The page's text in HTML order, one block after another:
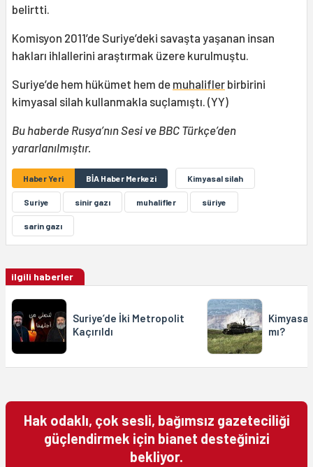
belirtti.
Komisyon 2011’de Suriye’deki savaşta yaşanan insan
hakları ihlallerini araştırmak üzere kurulmuştu.
Suriye’de hem hükümet hem de muhalifler birbirini
kimyasal silah kullanmakla suçlamıştı. (YY)
Bu haberde Rusya’nın Sesi ve BBC Türkçe’den
yararlanılmıştır.
Haber Yeri BİA Haber Merkezi Kimyasal silah
Suriye sinir gazı muhalifler süriye
sarin gazı
ilgili haberler
Suriye’de İki Metropolit
Kaçırıldı
Kimyasal
mı?
Hak odaklı, çok sesli, bağımsız gazeteciliği
güçlendirmek için bianet desteğinizi
bekliyor.